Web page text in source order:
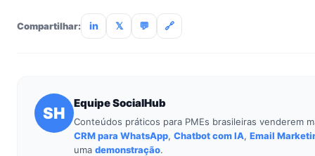
Compartilhar: in 𝕏 💬 🔗
SH
Equipe SocialHub
Conteúdos práticos para PMEs brasileiras venderem
CRM para WhatsApp, Chatbot com IA, Email
uma demonstração.